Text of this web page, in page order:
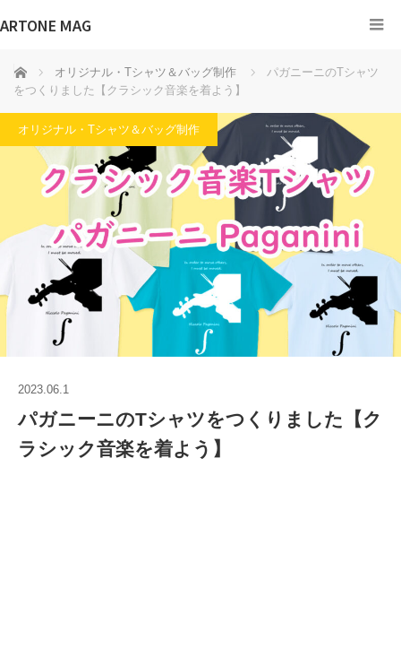
ARTONE MAG
ホーム オリジナル・Tシャツ＆バッグ制作
パガニーニのTシャツ
をつくりました【クラシック音楽を着よう】
オリジナル・Tシャツ＆バッグ制作
2023.06.1
パガニーニのTシャツをつくりました【ク
ラシック音楽を着よう】